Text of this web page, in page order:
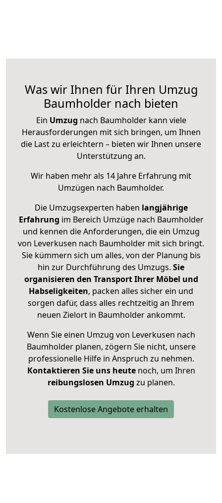
Was wir Ihnen für Ihren Umzug
Baumholder nach bieten
Ein Umzug nach Baumholder kann viele
Herausforderungen mit sich bringen, um Ihnen
die Last zu erleichtern – bieten wir Ihnen unsere
Unterstützung an.
Wir haben mehr als 14 Jahre Erfahrung mit
Umzügen nach Baumholder.
Die Umzugsexperten haben langjährige
Erfahrung im Bereich Umzüge nach Baumholder
und kennen die Anforderungen, die ein Umzug
von Leverkusen nach Baumholder mit sich bringt.
Sie kümmern sich um alles, von der Planung bis
hin zur Durchführung des Umzugs. Sie
organisieren den Transport Ihrer Möbel und
Habseligkeiten, packen alles sicher ein und
sorgen dafür, dass alles rechtzeitig an Ihrem
neuen Zielort in Baumholder ankommt.
Wenn Sie einen Umzug von Leverkusen nach
Baumholder planen, zögern Sie nicht, unsere
professionelle Hilfe in Anspruch zu nehmen.
Kontaktieren Sie uns heutenoch, um Ihren
reibungslosen Umzug zu planen.
Kostenlose Angebote erhalten